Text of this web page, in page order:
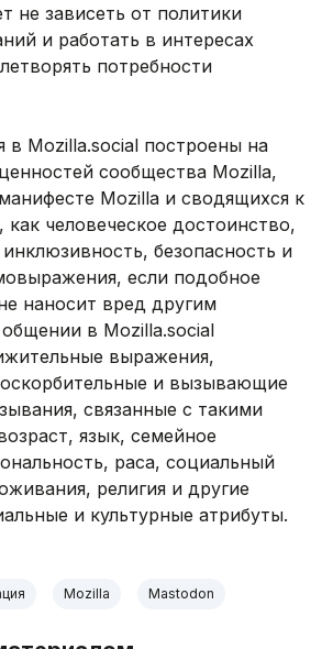
не зависеть от политики
и работать в интересах
потребности
в Mozilla.social построены на
сообщества Mozilla,
Mozilla и сводящихся к
как человеческое достоинство,
безопасность и
если подобное
наносит вред другим
в Mozilla.social
выражения,
оскорбительные и вызывающие
связанные с такими
язык, семейное
раса, социальный
религия и другие
и культурные атрибуты.
Mozilla Mastodon